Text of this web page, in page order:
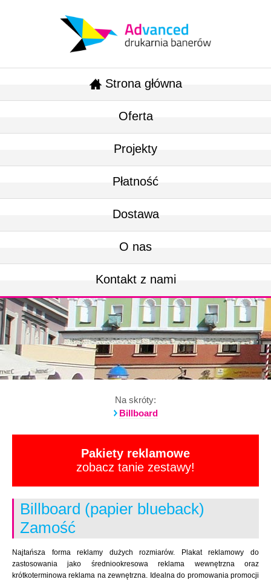
Strona główna
Oferta
Projekty
Płatność
Dostawa
O nas
Kontakt z nami
Na skróty:
Billboard
Pakiety reklamowe
zobacz tanie zestawy!
Billboard (papier blueback)
Zamość
Najtańsza forma reklamy dużych rozmiarów. Plakat reklamowy do
zastosowania jako średniookresowa reklama wewnętrzna oraz
krótkoterminowa reklama na zewnętrzna. Idealna do promowania promocji